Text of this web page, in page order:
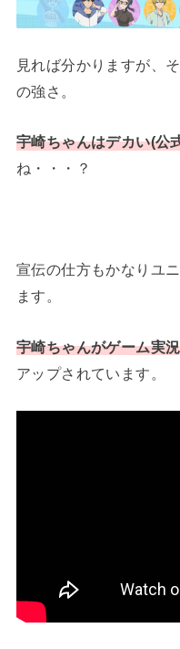
見れば分かりますが、
の強さ。
宇崎ちゃんはデカい(公
ね・・・？
宣伝の仕方もかなりユ
ます。
宇崎ちゃんがゲーム実況
アップされています。